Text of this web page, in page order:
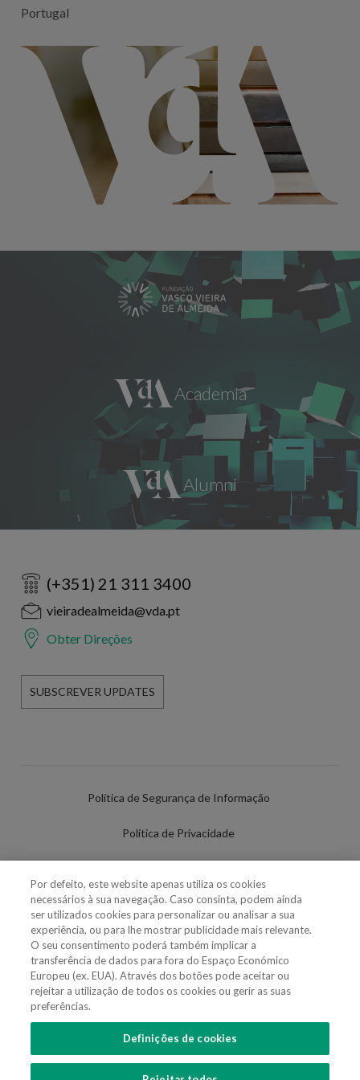
Portugal
(+351) 21 311 3400
vieiradealmeida@vda.pt
Obter Direções
SUBSCREVER UPDATES
Política de Segurança de Informação
Política de Privacidade
Política de Cookies
Definições de cookies
Uso Fraudulento Nome/Marca
SIGA-NOS
Por defeito, este website apenas utiliza os cookies
necessários à sua navegação. Caso consinta, podem ainda
ser utilizados cookies para personalizar ou analisar a sua
experiência, ou para lhe mostrar publicidade mais relevante.
O seu consentimento poderá também implicar a
transferência de dados para fora do Espaço Económico
Europeu (ex. EUA). Através dos botões pode aceitar ou
rejeitar a utilização de todos os cookies ou gerir as suas
preferências.
Definições de cookies